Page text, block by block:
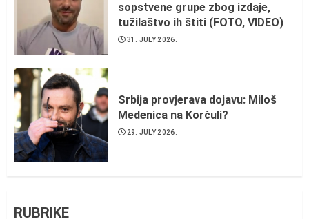
sopstvene grupe zbog izdaje,
tužilaštvo ih štiti (FOTO, VIDEO)
31. JULY 2026.
Srbija provjerava dojavu: Miloš
Medenica na Korčuli?
29. JULY 2026.
RUBRIKE